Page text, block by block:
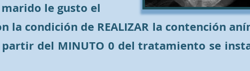
le gusto el
condición de REALIZAR la contención
partir del MINUTO 0 del tratamiento se